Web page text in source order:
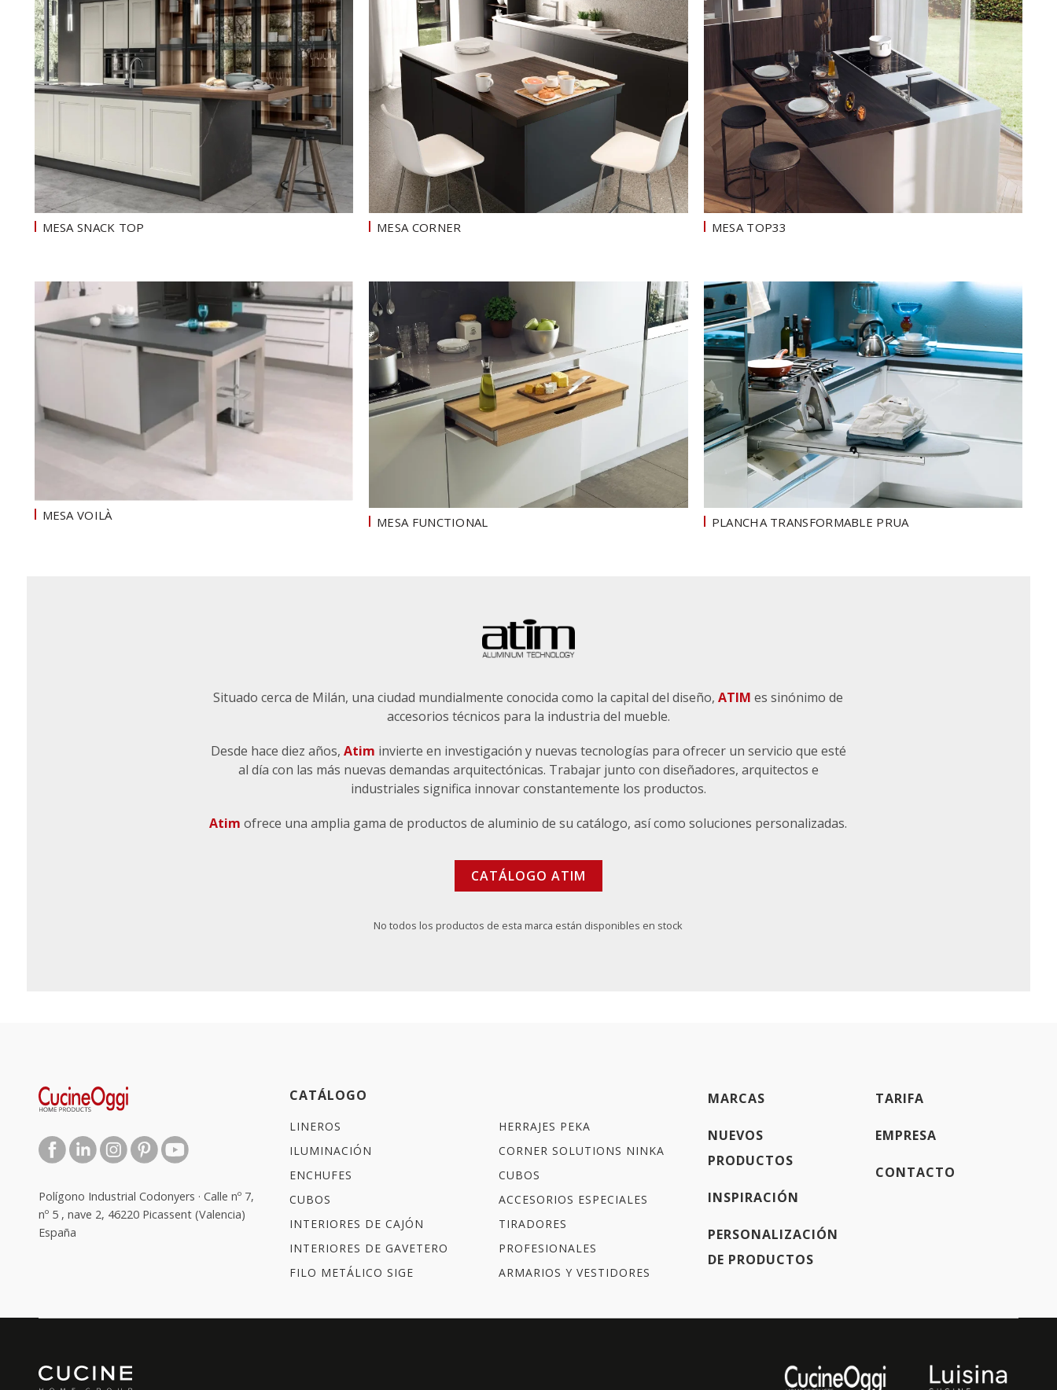
MESA SNACK TOP MESA CORNER MESA TOP33
MESA VOILÀ MESA FUNCTIONAL PLANCHA TRANSFORMABLE PRUA
Situado cerca de Milán, una ciudad mundialmente conocida como la capital del diseño,ATIM es sinónimo de
accesorios técnicos para la industria del mueble.
Desde hace diez años, Atim invierte en investigación y nuevas tecnologías para ofrecer un servicio que esté
al día con las más nuevas demandas arquitectónicas. Trabajar junto con diseñadores, arquitectos e
industriales significa innovar constantemente los productos.
Atim ofrece una amplia gama de productos de aluminio de su catálogo, así como soluciones personalizadas.
CATÁLOGO ATIM
No todos los productos de esta marca están disponibles en stock
Polígono Industrial Codonyers · Calle nº 7,
nº 5 , nave 2, 46220 Picassent (Valencia)
España
CATÁLOGO
LINEROS
ILUMINACIÓN
ENCHUFES
CUBOS
INTERIORES DE CAJÓN
INTERIORES DE GAVETERO
FILO METÁLICO SIGE
HERRAJES PEKA
CORNER SOLUTIONS NINKA
CUBOS
ACCESORIOS ESPECIALES
TIRADORES
PROFESIONALES
ARMARIOS Y VESTIDORES
MARCAS
NUEVOS
PRODUCTOS
INSPIRACIÓN
PERSONALIZACIÓN
DE PRODUCTOS
TARIFA
EMPRESA
CONTACTO